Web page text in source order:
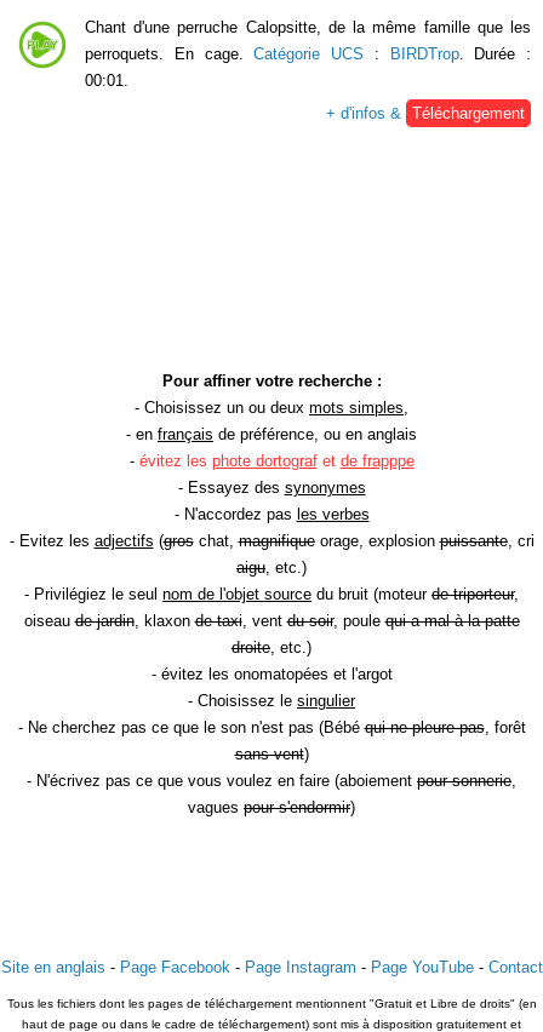
Chant d'une perruche Calopsitte, de la même famille que les
perroquets. En cage.Catégorie UCS : BIRDTrop. Durée :
00:01.
+ d'infos & Téléchargement
Pour affiner votre recherche :
- Choisissez un ou deux mots simples,
- en français de préférence, ou en anglais
- évitez les phote dortografet de frapppe
- Essayez des synonymes
- N'accordez pas les verbes
- Evitez les adjectifs (groschat,magnifiqueorage, explosionpuissante, cri
aigu, etc.)
- Privilégiez le seul nom de l'objet source du bruit (moteur de triporteur,
oiseaude jardin, klaxonde taxi, ventdu soir, poulequi a mal à la patte
droite, etc.)
- évitez les onomatopées et l'argot
- Choisissez le singulier
- Ne cherchez pas ce que le son n'est pas (Bébéqui ne pleure pas, forêt
sans vent)
- N'écrivez pas ce que vous voulez en faire (aboiement pour sonnerie,
vagues pour s'endormir)
Site en anglais - Page Facebook- Page Instagram - Page YouTube- Contact
Tous les fichiers dont les pages de téléchargement mentionnent "Gratuit et Libre de droits" (en
haut de page ou dans le cadre de téléchargement) sont mis à disposition gratuitement et